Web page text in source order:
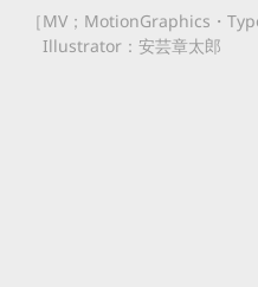
［MV；MotionGraphics・
Illustrator ：安芸章太郎